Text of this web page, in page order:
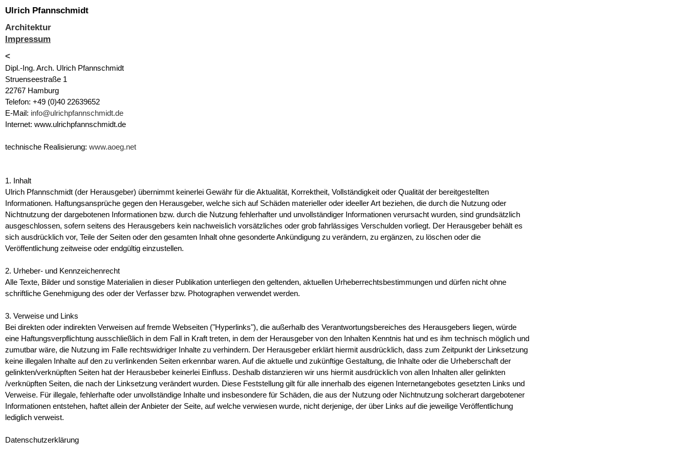
Ulrich Pfannschmidt
Architektur
Impressum
<
Dipl.-Ing. Arch. Ulrich Pfannschmidt
Struenseestraße 1
22767 Hamburg
Telefon: +49 (0)40 22639652
E-Mail: info@ulrichpfannschmidt.de
Internet: www.ulrichpfannschmidt.de
technische Realisierung: www.aoeg.net
1. Inhalt
Ulrich Pfannschmidt (der Herausgeber) übernimmt keinerlei Gewähr für die Aktualität, Korrektheit, Vollständigkeit oder Qualität der bereitgestellten
Informationen. Haftungsansprüche gegen den Herausgeber, welche sich auf Schäden materieller oder ideeller Art beziehen, die durch die Nutzung oder
Nichtnutzung der dargebotenen Informationen bzw. durch die Nutzung fehlerhafter und unvollständiger Informationen verursacht wurden, sind grundsätzlich
ausgeschlossen, sofern seitens des Herausgebers kein nachweislich vorsätzliches oder grob fahrlässiges Verschulden vorliegt. Der Herausgeber behält es
sich ausdrücklich vor, Teile der Seiten oder den gesamten Inhalt ohne gesonderte Ankündigung zu verändern, zu ergänzen, zu löschen oder die
Veröffentlichung zeitweise oder endgültig einzustellen.
2. Urheber- und Kennzeichenrecht
Alle Texte, Bilder und sonstige Materialien in dieser Publikation unterliegen den geltenden, aktuellen Urheberrechtsbestimmungen und dürfen nicht ohne
schriftliche Genehmigung des oder der Verfasser bzw. Photographen verwendet werden.
3. Verweise und Links
Bei direkten oder indirekten Verweisen auf fremde Webseiten ("Hyperlinks"), die außerhalb des Verantwortungsbereiches des Herausgebers liegen, würde
eine Haftungsverpflichtung ausschließlich in dem Fall in Kraft treten, in dem der Herausgeber von den Inhalten Kenntnis hat und es ihm technisch möglich und
zumutbar wäre, die Nutzung im Falle rechtswidriger Inhalte zu verhindern. Der Herausgeber erklärt hiermit ausdrücklich, dass zum Zeitpunkt der Linksetzung
keine illegalen Inhalte auf den zu verlinkenden Seiten erkennbar waren. Auf die aktuelle und zukünftige Gestaltung, die Inhalte oder die Urheberschaft der
gelinkten/verknüpften Seiten hat der Herausbeber keinerlei Einfluss. Deshalb distanzieren wir uns hiermit ausdrücklich von allen Inhalten aller gelinkten
/verknüpften Seiten, die nach der Linksetzung verändert wurden. Diese Feststellung gilt für alle innerhalb des eigenen Internetangebotes gesetzten Links und
Verweise. Für illegale, fehlerhafte oder unvollständige Inhalte und insbesondere für Schäden, die aus der Nutzung oder Nichtnutzung solcherart dargebotener
Informationen entstehen, haftet allein der Anbieter der Seite, auf welche verwiesen wurde, nicht derjenige, der über Links auf die jeweilige Veröffentlichung
lediglich verweist.
Datenschutzerklärung